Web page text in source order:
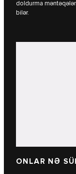
doldurma
bilər.
ONLAR NƏ